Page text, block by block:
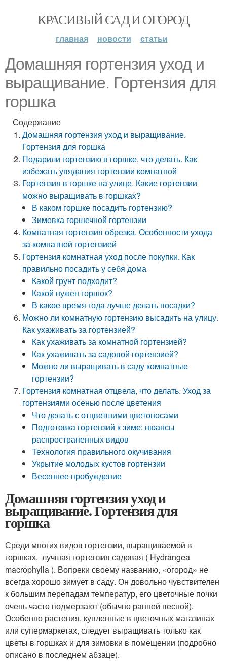
КРАСИВЫЙ САД И ОГОРОД
главная новости статьи
Домашняя гортензия уход и
выращивание. Гортензия для
горшка
Содержание
Домашняя гортензия уход и выращивание.
Гортензия для горшка
Подарили гортензию в горшке, что делать. Как
избежать увядания гортензии комнатной
Гортензия в горшке на улице. Какие гортензии
можно выращивать в горшках?
В каком горшке посадить гортензию?
Зимовка горшечной гортензии
Комнатная гортензия обрезка. Особенности ухода
за комнатной гортензией
Гортензия комнатная уход после покупки. Как
правильно посадить у себя дома
Какой грунт подходит?
Какой нужен горшок?
В какое время года лучше делать посадки?
Можно ли комнатную гортензию высадить на улицу.
Как ухаживать за гортензией?
Как ухаживать за комнатной гортензией?
Как ухаживать за садовой гортензией?
Можно ли выращивать в саду комнатные
гортензии?
Гортензия комнатная отцвела, что делать. Уход за
гортензиями осенью после цветения
Что делать с отцветшими цветоносами
Подготовка гортензий к зиме: нюансы
распространенных видов
Технология правильного окучивания
Укрытие молодых кустов гортензии
Весеннее пробуждение
Домашняя гортензия уход и
выращивание. Гортензия для
горшка
Среди многих видов гортензии, выращиваемой в
горшках, лучшая гортензия садовая ( Hydrangea
macrophylla ). Вопреки своему названию, «огород» не
всегда хорошо зимует в саду. Он довольно чувствителен
к большим перепадам температур, его цветочные почки
очень часто подмерзают (обычно ранней весной).
Особенно растения, купленные в цветочных магазинах
или супермаркетах, следует выращивать только как
цветы в горшках и для зимовки в помещении (подробно
описано в последнем абзаце).